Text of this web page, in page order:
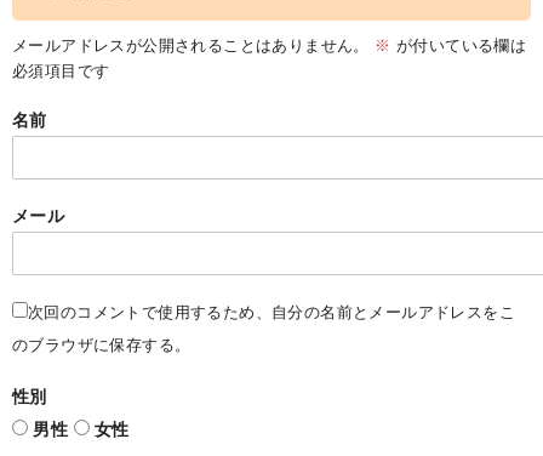
メールアドレスが公開されることはありません。 ※ が付いている欄は
必須項目です
名前
メール
次回のコメントで使用するため、自分の名前とメールアドレスをこ
のブラウザに保存する。
性別
男性
女性